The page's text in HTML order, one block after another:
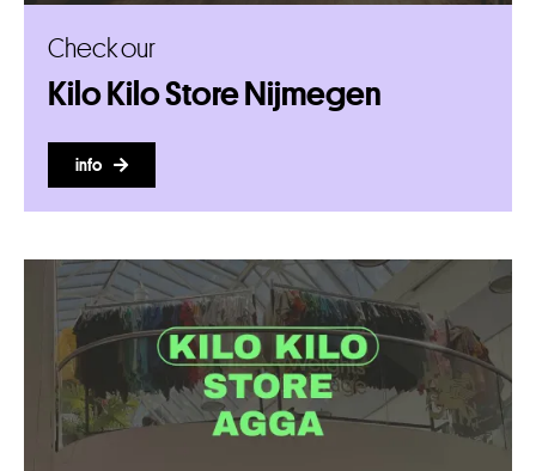
Check our
Kilo Kilo Store Nijmegen
info